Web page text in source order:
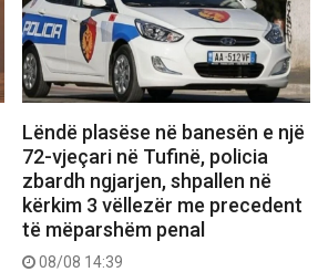
Lëndë plasëse në banesën e një
72-vjeçari në Tufinë, policia
zbardh ngjarjen, shpallen në
kërkim 3 vëllezër me precedent
të mëparshëm penal
08/08 14:39